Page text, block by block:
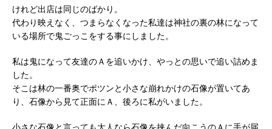
けれど出店は同じのばかり。
代わり映えなく、つまらなくなった私達は神社の裏の林になって
いる場所で鬼ごっこをする事にしました。
私は鬼になって友達のＡを追いかけ、やっとの思いで追い詰めま
した。
そこは林の一番奥でポツンと小さな崩れかけの石像が置いてあ
り、石像から見て正面にＡ、後ろに私がいました。